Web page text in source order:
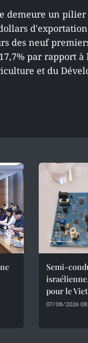
demeure un
des neuf
par rapport
et du
Semi-
pour le
07/08/2026